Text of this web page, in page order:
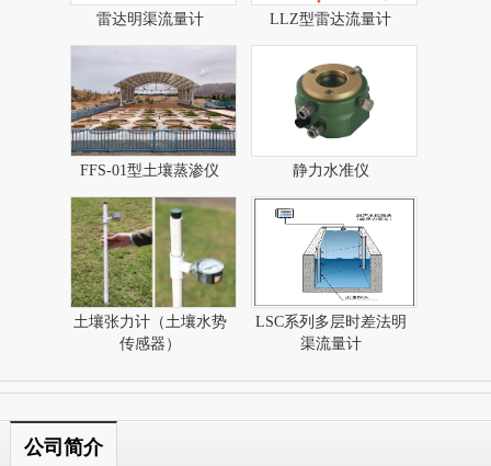
雷达明渠流量计 LLZ型雷达流量计​
FFS-01型土壤蒸渗仪 静力水准仪
土壤张力计（土壤水势
传感器）
LSC系列多层时差法明
渠流量计
公司简介